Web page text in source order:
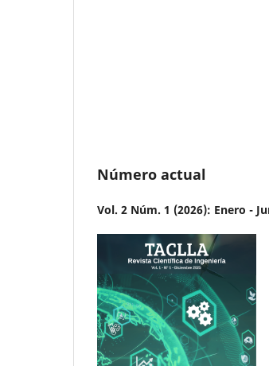
Número actual
Vol. 2 Núm. 1 (2026): Enero -